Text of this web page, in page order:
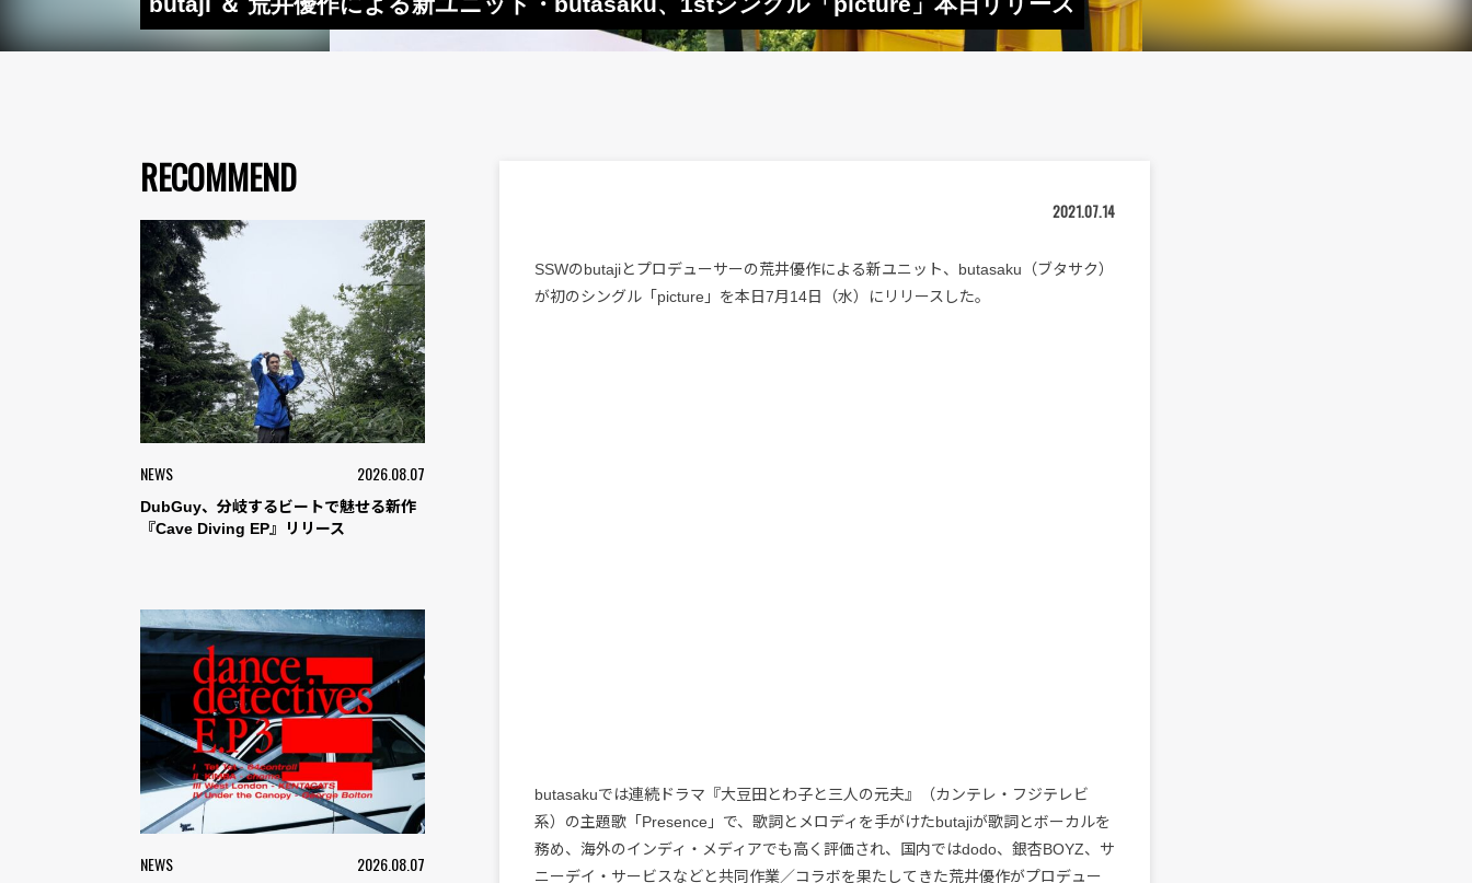
RECOMMEND
NEWS 2026.08.07
DubGuy、分岐するビートで魅せる新作
『Cave Diving EP』リリース
NEWS 2026.08.07
2021.07.14
SSWのbutajiとプロデューサーの荒井優作による新ユニット、butasaku（ブタサク）
が初のシングル「picture」を本日7月14日（水）にリリースした。
butasakuでは連続ドラマ『大豆田とわ子と三人の元夫』（カンテレ・フジテレビ
系）の主題歌「Presence」で、歌詞とメロディを手がけたbutajiが歌詞とボーカルを
務め、海外のインディ・メディアでも高く評価され、国内ではdodo、銀杏BOYZ、サ
ニーデイ・サービスなどと共同作業／コラボを果たしてきた荒井優作がプロデュー